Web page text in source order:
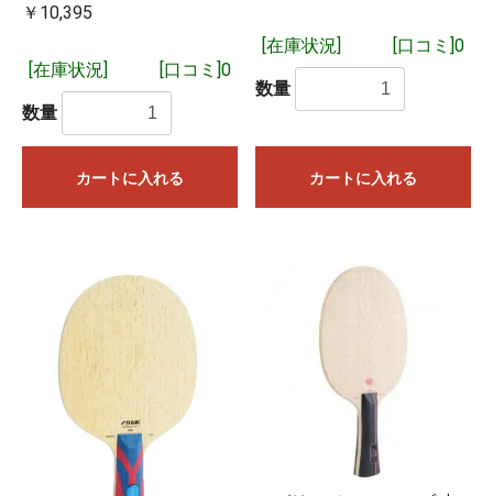
￥10,395
[在庫状況] [口コミ]0
数量
カートに入れる
[在庫状況] [口コミ]0
数量
カートに入れる